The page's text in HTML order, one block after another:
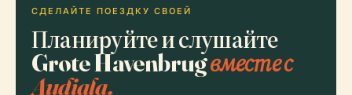
СДЕЛАЙТЕ ПОЕЗДКУ СВОЕЙ
Планируйте и слушайте
Grote Havenbrugвместе с
Audiala.